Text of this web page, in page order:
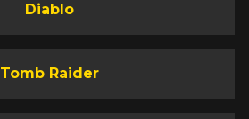
Diablo
Tomb Raider